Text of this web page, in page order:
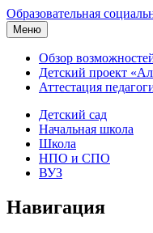
Образовательная
Меню
Обзор
Детский проект
Аттестация
Детский сад
Начальная школа
Школа
НПО и СПО
ВУЗ
Навигация